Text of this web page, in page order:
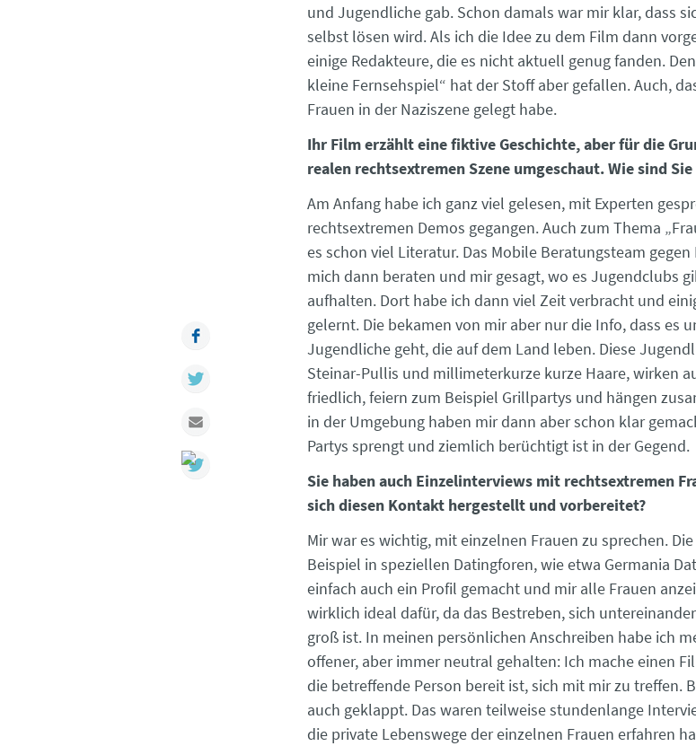
und Jugendliche gab. Schon damals war mir klar, dass
selbst lösen wird. Als ich die Idee zu dem Film dann
einige Redakteure, die es nicht aktuell genug fanden.
kleine Fernsehspiel“ hat der Stoff aber gefallen. Auch,
Frauen in der Naziszene gelegt habe.
Ihr Film erzählt eine fiktive Geschichte, aber für die
realen rechtsextremen Szene umgeschaut. Wie sind
Am Anfang habe ich ganz viel gelesen, mit Experten
rechtsextremen Demos gegangen. Auch zum Thema
es schon viel Literatur. Das Mobile Beratungsteam
mich dann beraten und mir gesagt, wo es Jugendclubs
aufhalten. Dort habe ich dann viel Zeit verbracht und
gelernt. Die bekamen von mir aber nur die Info, dass es
Jugendliche geht, die auf dem Land leben. Diese
Steinar-Pullis und millimeterkurze kurze Haare, wirken
friedlich, feiern zum Beispiel Grillpartys und hängen
in der Umgebung haben mir dann aber schon klar
Partys sprengt und ziemlich berüchtigt ist in der Gegend.
Sie haben auch Einzelinterviews mit rechtsextremen
sich diesen Kontakt hergestellt und vorbereitet?
Mir war es wichtig, mit einzelnen Frauen zu sprechen.
Beispiel in speziellen Datingforen, wie etwa Germania
einfach auch ein Profil gemacht und mir alle Frauen
wirklich ideal dafür, da das Bestreben, sich
groß ist. In meinen persönlichen Anschreiben habe ich
offener, aber immer neutral gehalten: Ich mache einen
die betreffende Person bereit ist, sich mit mir zu treffen.
auch geklappt. Das waren teilweise stundenlange
die private Lebenswege der einzelnen Frauen erfahren